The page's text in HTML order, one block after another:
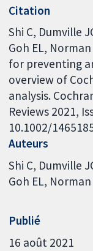
Citation
Shi C, Dumville
Goh EL,
for preventing
overview of
analysis.
Reviews 2021,
10.1002/
Auteurs
Shi C Dumville
Goh EL Norman
Publié
16 août 2021